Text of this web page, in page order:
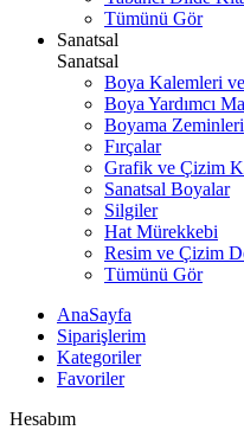
Tümünü Gör
Sanatsal
Sanatsal
Boya Kalemleri
Boya Yardımcı
Boyama Zeminleri
Fırçalar
Grafik ve Çizim
Sanatsal Boyalar
Silgiler
Hat Mürekkebi
Resim ve Çizim
Tümünü Gör
AnaSayfa
Siparişlerim
Kategoriler
Favoriler
Hesabım